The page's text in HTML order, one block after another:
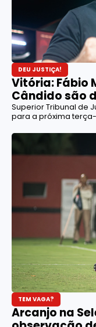
DEU JUSTIÇA!
Vitória: Fábio
Cândido são
Superior Tribunal de
para a próxima
TEM VAGA?
Arcanjo na